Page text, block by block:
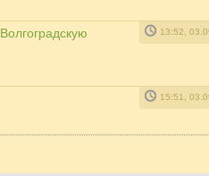
13:52,
15:51,